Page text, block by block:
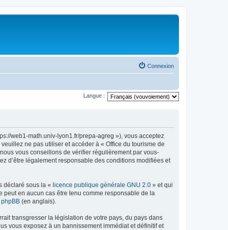
Connexion
Langue :
web1-math.univ-lyon1.fr/prepa-agreg »), vous acceptez
ne pas utiliser et accéder à « Office du tourisme de
vous conseillons de vérifier régulièrement par vous-
d’être légalement responsable des conditions modifiées et
déclaré sous la « licence publique générale GNU 2.0 » et qui
en aucun cas être tenu comme responsable de la
phpBB (en anglais).
transgresser la législation de votre pays, du pays dans
vous exposez à un bannissement immédiat et définitif et